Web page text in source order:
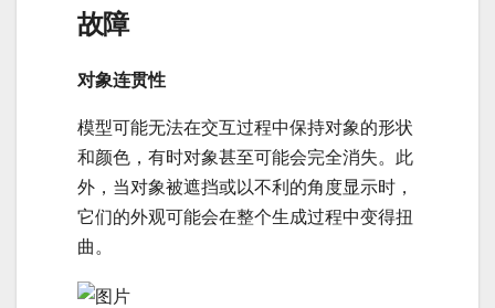
故障
对象连贯性
模型可能无法在交互过程中保持对象的形状
和颜色，有时对象甚至可能会完全消失。此
外，当对象被遮挡或以不利的角度显示时，
它们的外观可能会在整个生成过程中变得扭
曲。